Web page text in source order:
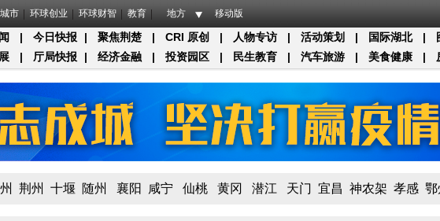
城市 环球创业 环球财智 教育 地方 移动版
| 今日快报 | 聚焦荆楚 | CRI 原创 | 人物专访 | 活动策划 | 国际湖北 |
| 厅局快报 | 经济金融 | 投资园区 | 民生教育 | 汽车旅游 | 美食健康 |
荆州 十堰 随州 襄阳 咸宁 仙桃 黄冈 潜江 天门 宜昌 神农架 孝感 鄂